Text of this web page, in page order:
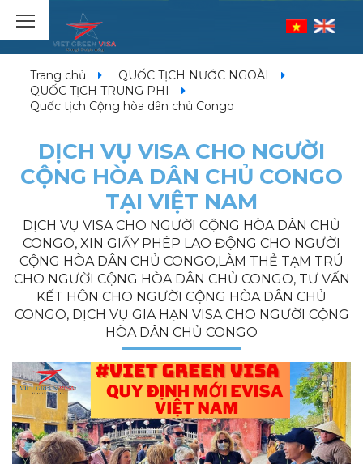
Trang chủ
QUỐC TỊCH NƯỚC NGOÀI
QUỐC TỊCH TRUNG PHI
Quốc tịch Cộng hòa dân chủ Congo
DỊCH VỤ VISA CHO NGƯỜI
CỘNG HÒA DÂN CHỦ CONGO
TẠI VIỆT NAM
DỊCH VỤ VISA CHO NGƯỜI CỘNG HÒA DÂN CHỦ
CONGO, XIN GIẤY PHÉP LAO ĐỘNG CHO NGƯỜI
CỘNG HÒA DÂN CHỦ CONGO,LÀM THẺ TẠM TRÚ
CHO NGƯỜI CỘNG HÒA DÂN CHỦ CONGO, TƯ VẤN
KẾT HÔN CHO NGƯỜI CỘNG HÒA DÂN CHỦ
CONGO, DỊCH VỤ GIA HẠN VISA CHO NGƯỜI CỘNG
HÒA DÂN CHỦ CONGO